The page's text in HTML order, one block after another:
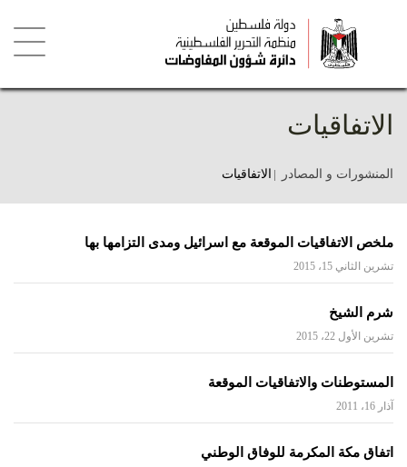
الاتفاقيات
المنشورات و المصادر الاتفاقيات
ملخص الاتفاقيات الموقعة مع اسرائيل ومدى التزامها بها
تشرين الثاني 15، 2015
شرم الشيخ
تشرين الأول 22، 2015
المستوطنات والاتفاقيات الموقعة
آذار 16، 2011
اتفاق مكة المكرمة للوفاق الوطني